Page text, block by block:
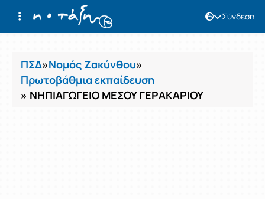
Σύνδεση
Μαθήματα
ΠΣΔ»Νομός Ζακύνθου»
Πρωτοβάθμια εκπαίδευση
» ΝΗΠΙΑΓΩΓΕΙΟ ΜΕΣΟΥ ΓΕΡΑΚΑΡΙΟΥ